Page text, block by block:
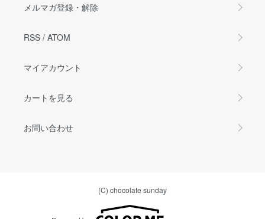
メルマガ登録・解除
RSS / ATOM
マイアカウント
カートを見る
お問い合わせ
(C) chocolate sunday